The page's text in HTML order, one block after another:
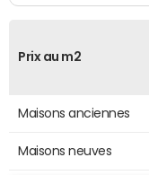
Prix au m2
Maisons anciennes
Maisons neuves